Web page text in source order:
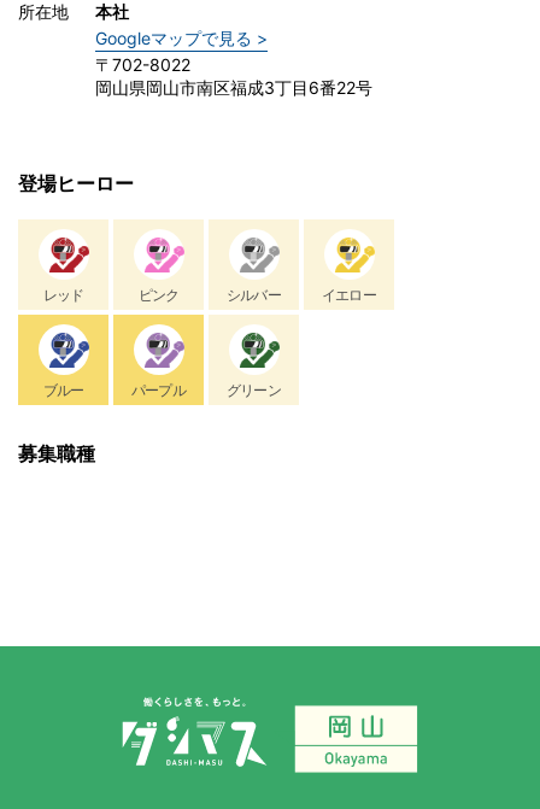
所在地
本社
Googleマップで見る >
〒702-8022
岡山県岡山市南区福成3丁目6番22号
登場ヒーロー
レッド ピンク シルバー イエロー
ブルー パープル グリーン
募集職種